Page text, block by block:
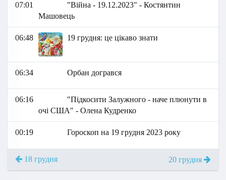
07:01
"Війна - 19.12.2023" - Костянтин
Машовець
06:48 19 грудня: це цікаво знати
06:34 Орбан догрався
06:16
"Підкосити Залужного - наче плюнути в
очі США" - Олена Кудренко
00:19 Гороскоп на 19 грудня 2023 року
18 грудня 20 грудня